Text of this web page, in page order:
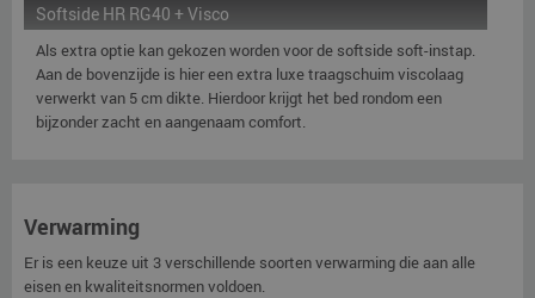
Softside HR RG40 + Visco
Als extra optie kan gekozen worden voor de softside soft-instap.
Aan de bovenzijde is hier een extra luxe traagschuim viscolaag
verwerkt van 5 cm dikte. Hierdoor krijgt het bed rondom een
bijzonder zacht en aangenaam comfort.
Verwarming
Er is een keuze uit 3 verschillende soorten verwarming die aan alle
eisen en kwaliteitsnormen voldoen.